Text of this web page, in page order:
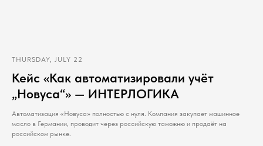
THURSDAY, JULY 22
Кейс «Как автоматизировали учёт
„Новуса“» — ИНТЕРЛОГИКА
Автоматизация «Новуса» полностью с нуля. Компания закупает машинное
масло в Германии, проводит через российскую таможню и продаёт на
российском рынке.